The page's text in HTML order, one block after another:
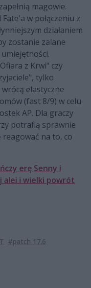
magowie.
w połączeniu z
działaniem
zostanie zalane
z Krwi" czy
tylko
elastyczne
(fast 8/9) w celu
AP. Dla graczy
potrafią sprawnie
na to, co
erę Senny i
alei i wielki powrót
#patch 17.6